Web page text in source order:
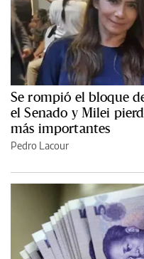
Se rompió el bloque
el Senado y Milei
más importantes
Pedro Lacour